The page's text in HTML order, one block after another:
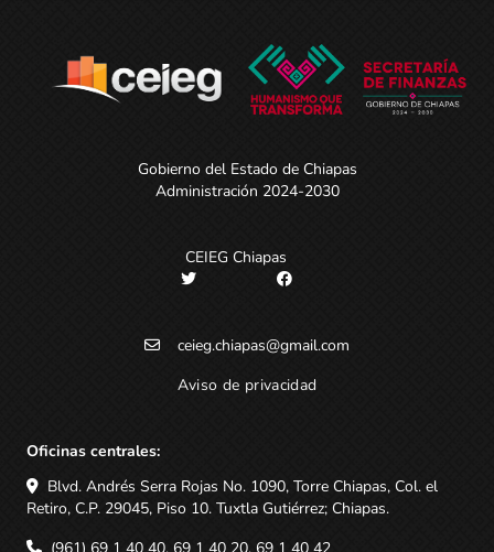
Gobierno del Estado de Chiapas
Administración 2024-2030
CEIEG Chiapas
ceieg.chiapas@gmail.com
Aviso de privacidad
Oficinas centrales:
Blvd. Andrés Serra Rojas No. 1090, Torre Chiapas, Col. el
Retiro, C.P. 29045, Piso 10. Tuxtla Gutiérrez; Chiapas.